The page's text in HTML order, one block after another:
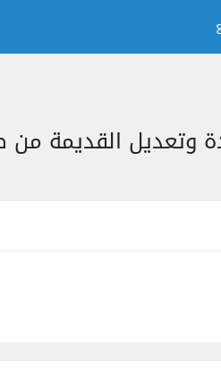
وتعديل القديمة